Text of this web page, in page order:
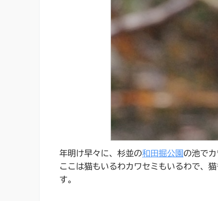
年明け早々に、杉並の和田掘公園 の池で
ここは猫もいるわカワセミもいるわで、
す。